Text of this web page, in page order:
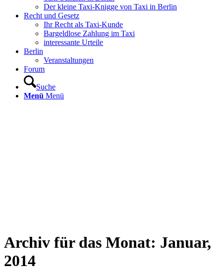
Der kleine Taxi-Knigge von Taxi in Berlin
Recht und Gesetz
Ihr Recht als Taxi-Kunde
Bargeldlose Zahlung im Taxi
interessante Urteile
Berlin
Veranstaltungen
Forum
Suche
Menü Menü
Archiv für das Monat: Januar,
2014